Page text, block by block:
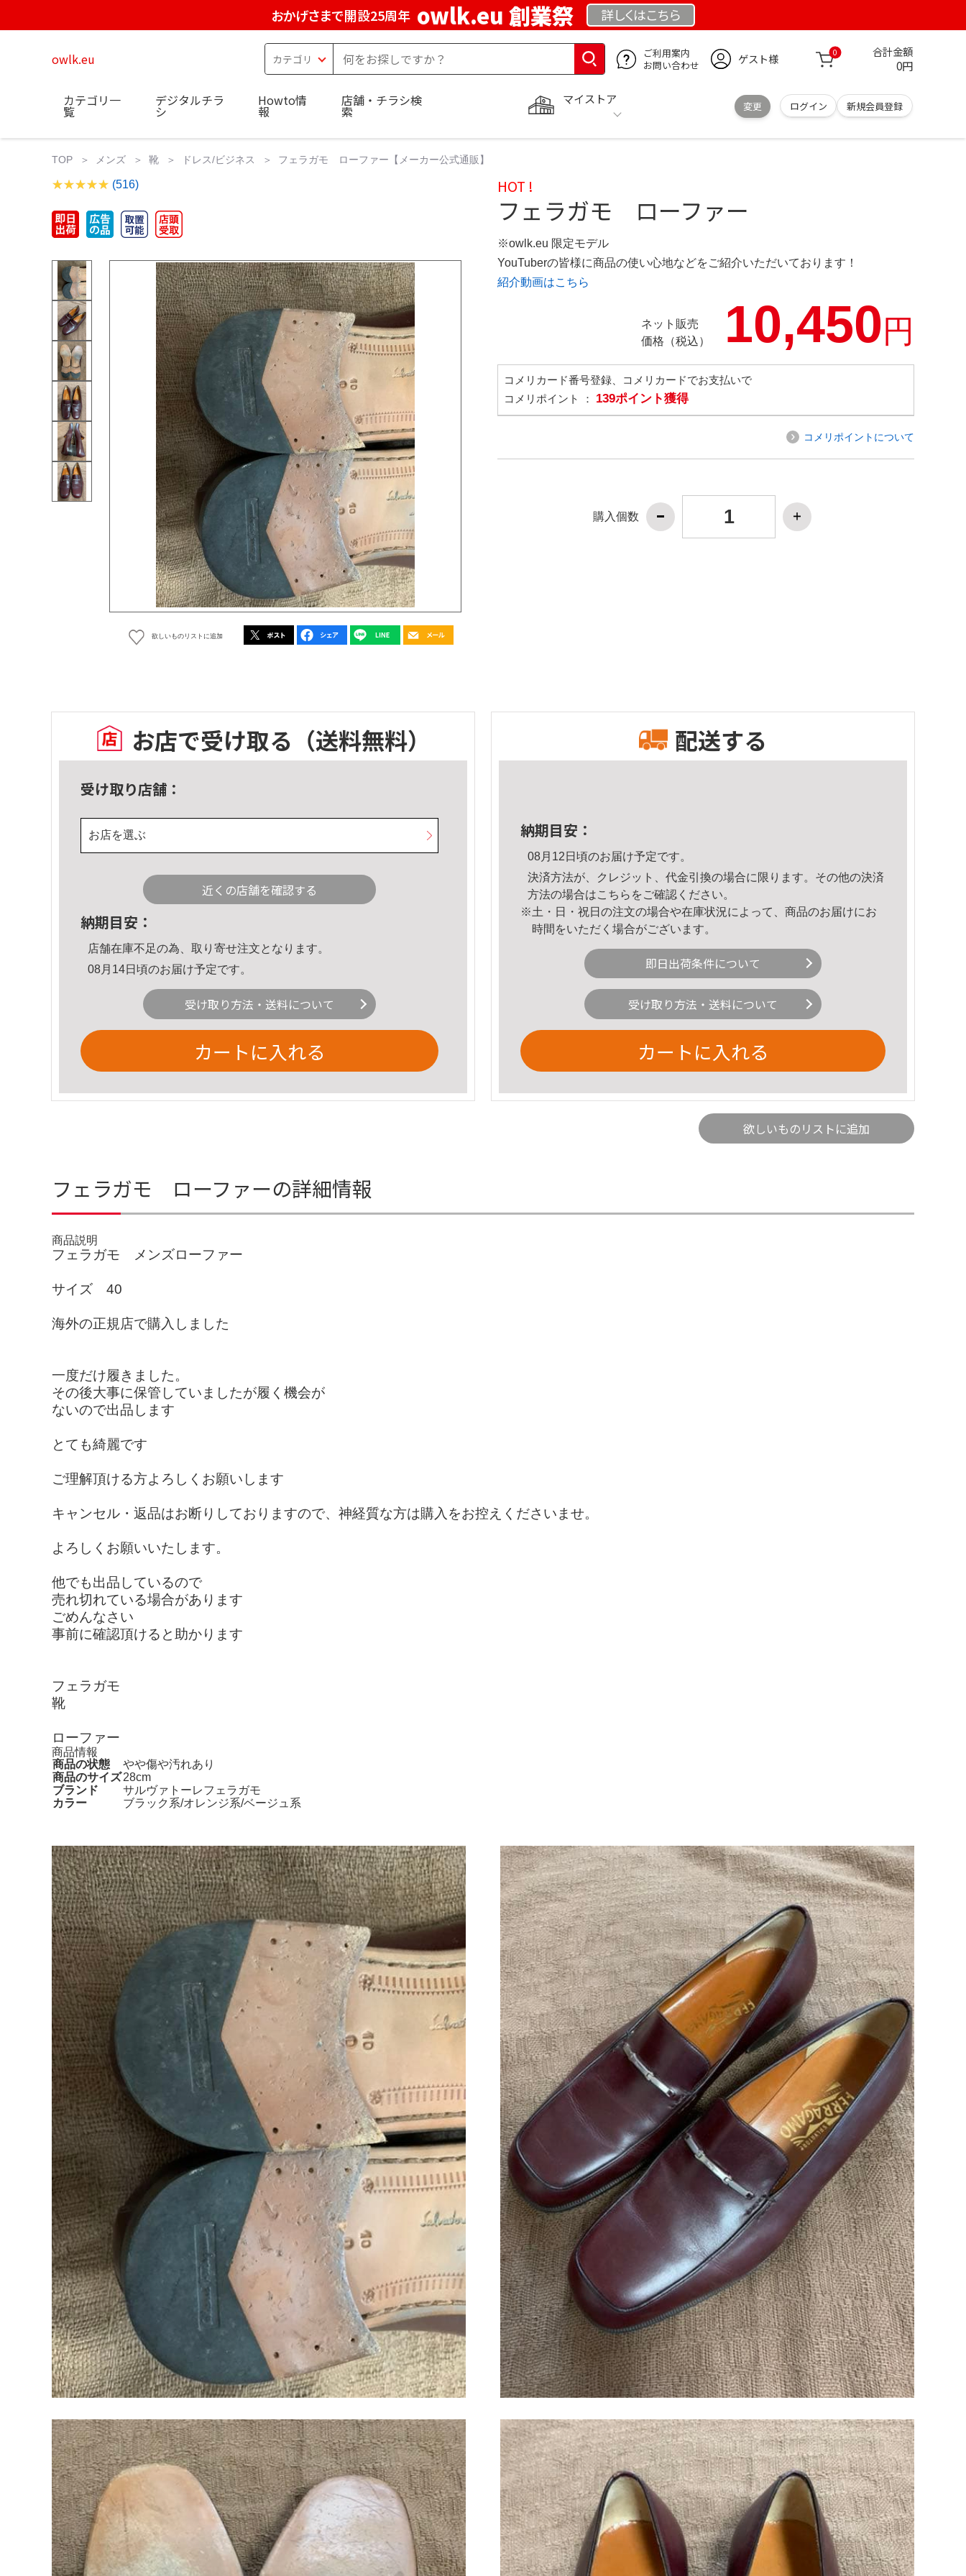
おかげさまで開設25周年 owlk.eu 創業祭 詳しくはこちら
owlk.eu
ご利用案内
お問い合わせ
ゲスト様 0 合計金額
0円
マイストア
変更 ログイン 新規会員登録
カテゴリ一
覧
デジタルチラ
シ
Howto情
報
店舗・チラシ検
索
TOP メンズ 靴 ドレス/ビジネス フェラガモ ローファー【メーカー公式通販】
(516)
欲しいものリストに追加
HOT !
フェラガモ ローファー
※owlk.eu 限定モデル
YouTuberの皆様に商品の使い心地などをご紹介いただいております！
紹介動画はこちら
ネット販売
価格（税込）
10,450円
コメリカード番号登録、コメリカードでお支払いで
コメリポイント ： 139ポイント獲得
コメリポイントについて
購入個数
お店で受け取る （送料無料）
受け取り店舗：
お店を選ぶ
近くの店舗を確認する
納期目安：
店舗在庫不足の為、取り寄せ注文となります。
08月14日頃のお届け予定です。
受け取り方法・送料について
カートに入れる
配送する
納期目安：
08月12日頃のお届け予定です。
決済方法が、クレジット、代金引換の場合に限ります。その他の決済
方法の場合はこちら をご確認ください。
※土・日・祝日の注文の場合や在庫状況によって、商品のお届けにお
時間をいただく場合がございます。
即日出荷条件について
受け取り方法・送料について
カートに入れる
欲しいものリストに追加
フェラガモ ローファーの詳細情報
商品説明
フェラガモ メンズローファー
サイズ 40
海外の正規店で購入しました
一度だけ履きました。
その後大事に保管していましたが履く機会が
ないので出品します
とても綺麗です
ご理解頂ける方よろしくお願いします
キャンセル・返品はお断りしておりますので、神経質な方は購入をお控えくださいませ。
よろしくお願いいたします。
他でも出品しているので
売れ切れている場合があります
ごめんなさい
事前に確認頂けると助かります
フェラガモ
靴
ローファー
商品情報
商品の状態
やや傷や汚れあり
商品のサイズ28cm
ブランド
サルヴァトーレフェラガモ
カラー
ブラック系/オレンジ系/ベージュ系